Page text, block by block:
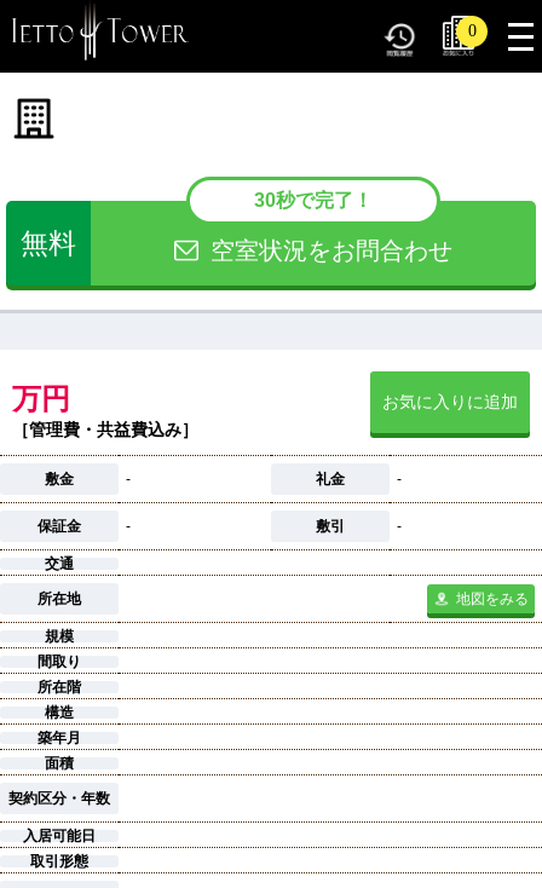
0
無料
30秒で完了！
空室状況をお問合わせ
万円
［管理費・共益費込み］
お気に入りに追加
敷金 - 礼金 -
保証金 - 敷引 -
交通
所在地 地図をみる
規模
間取り
所在階
構造
築年月
面積
契約区分・年数
入居可能日
取引形態